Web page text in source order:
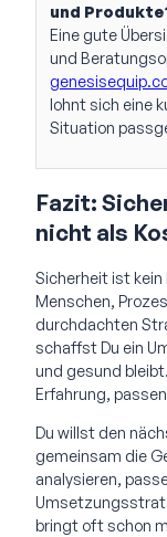
und
Eine gute
und
lohnt sich eine
Situation
Fazit:
nicht als
Sicherheit ist
Menschen,
durchdachten
schaffst Du ein
und gesund
Erfahrung,
Du willst den
gemeinsam die
analysieren,
bringt oft schon